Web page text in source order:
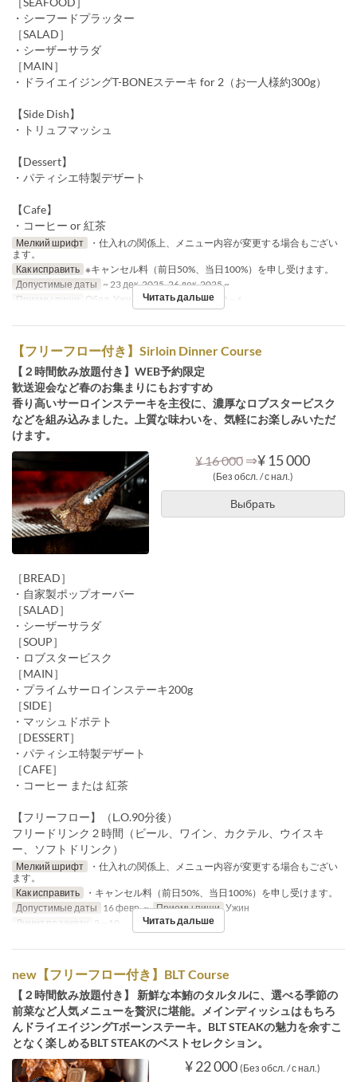
・シーフードプラッター
［SALAD］
・シーザーサラダ
［MAIN］
・ドライエイジングT-BONEステーキ for 2（お一人様約300g）
【Side Dish】
・トリュフマッシュ
【Dessert】
・パティシエ特製デザート
【Cafe】
・コーヒー or 紅茶
Мелкий шрифт
・仕入れの関係上、メニュー内容が変更する場合もござい
ます。
Как исправить ※キャンセル料（前日50%、当日100%）を申し受けます。
Допустимые даты ~ 23 дек. 2025, 26 дек. 2025 ~
Приемы пищи Обед, Ужин Лимит по заказу 2 ~ 6
Читать дальше
【フリーフロー付き】Sirloin Dinner Course
【２時間飲み放題付き】WEB予約限定
歓送迎会など春のお集まりにもおすすめ
香り高いサーロインステーキを主役に、濃厚なロブスタービスク
などを組み込みました。上質な味わいを、気軽にお楽しみいただ
けます。
¥ 16 000 ⇒¥ 15 000
(Без обсл. / с нал.)
Выбрать
［BREAD］
・自家製ポップオーバー
［SALAD］
・シーザーサラダ
［SOUP］
・ロブスタービスク
［MAIN］
・プライムサーロインステーキ200g
［SIDE］
・マッシュドポテト
［DESSERT］
・パティシエ特製デザート
［CAFE］
・コーヒー または 紅茶
【フリーフロー】（L.O.90分後）
フリードリンク２時間（ビール、ワイン、カクテル、ウイスキ
ー、ソフトドリンク）
Мелкий шрифт
・仕入れの関係上、メニュー内容が変更する場合もござい
ます。
Как исправить
・キャンセル料（前日50%、当日100%）を申し受けます。
Допустимые даты 16 февр. ~ Приемы пищи Ужин
Лимит по заказу 2 ~ 10 Читать дальше
new【フリーフロー付き】BLT Course
【２時間飲み放題付き】 新鮮な本鮪のタルタルに、選べる季節の
前菜など人気メニューを贅沢に堪能。メインディッシュはもちろ
んドライエイジングTボーンステーキ。BLT STEAKの魅力を余すこ
となく楽しめるBLT STEAKのベストセレクション。
¥ 22 000 (Без обсл. / с нал.)